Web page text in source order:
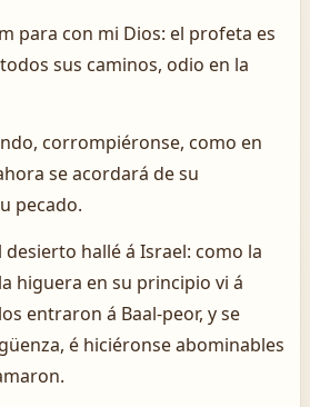
para con mi Dios: el profeta es
sus caminos, odio en la
corrompiéronse, como en
se acordará de su
pecado.
desierto hallé á Israel: como la
higuera en su principio vi á
entraron á Baal-peor, y se
é hiciéronse abominables